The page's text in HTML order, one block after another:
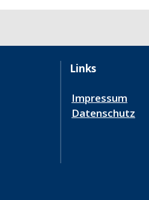
Links
Impressum
Datenschutz